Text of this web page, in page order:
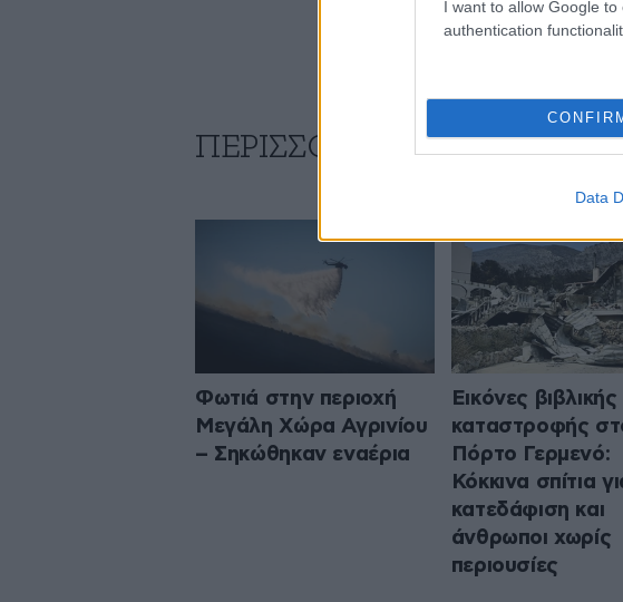
I want to allow Google
authentication
Data
ΠΕΡΙΣΣΟΤΕΡΑ ΑΠΟ ΤΗΝ
Φωτιά στην περιοχή
Μεγάλη Χώρα Αγρινίου
– Σηκώθηκαν εναέρια
Εικόνες βιβλικής
καταστροφής
Πόρτο Γερμενό:
Κόκκινα σπίτια
κατεδάφιση και
άνθρωποι χωρίς
περιουσίες